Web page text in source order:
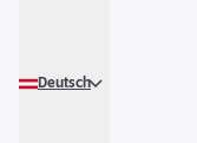
Deutsch